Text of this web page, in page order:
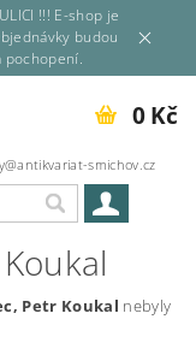
!!! E-shop je
budou
pochopení.
smichov.cz
0 Kč
Petr Koukal nebyly